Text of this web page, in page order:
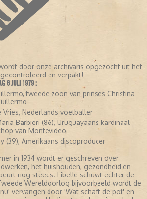
door onze archivaris opgezocht uit het
en verpakt!
6 JULI 1979 :
tweede zoon van prinses Christina
Vries, Nederlands voetballer
Barbieri (86), Uruguayaans kardinaal-
van Montevideo
(39), Amerikaans discoproducer
in 1934 wordt er geschreven over
het huishouden, gezondheid en
nog steeds. Libelle schuwt echter de
Wereldoorlog bijvoorbeeld wordt de
vervangen door 'Wat schaft de pot' en